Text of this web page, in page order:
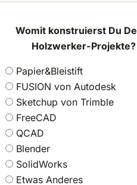
Womit konstruierst Du
Holzwerker-Projekte?
Papier&Bleistift
FUSION von Autodesk
Sketchup von Trimble
FreeCAD
QCAD
Blender
SolidWorks
Etwas Anderes